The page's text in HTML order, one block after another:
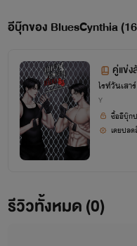
นิยายในนี้มีหลายแนวปะปนกันไป เพรา
ของผู้แต่งด้วย
( ต้นข้าวสีฟ้า
อีบุ๊กของ BluesCynthia
คู่แข่ง
ไรท์วันเสา
Y
ซื้ออีบุ๊ก
เคยปล
รีวิวทั้งหมด (0)